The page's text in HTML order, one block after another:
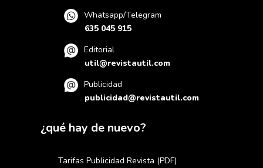
Whatsapp/Telegram
635 045 915
Editorial
util@revistautil.com
Publicidad
publicidad@revistautil.com
¿qué hay de nuevo?
Tarifas Publicidad Revista (PDF)